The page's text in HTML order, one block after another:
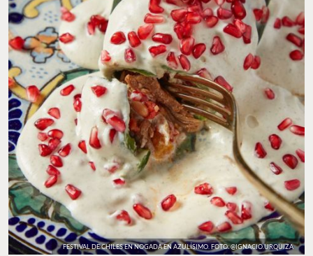
FESTIVAL DE CHILES EN NOGADA EN AZULÍSIMO. FOTO: @IGNACIO.URQUIZA